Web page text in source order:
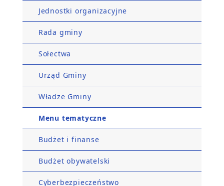
Jednostki organizacyjne
Rada gminy
Sołectwa
Urząd Gminy
Władze Gminy
Menu tematyczne
Budżet i finanse
Budżet obywatelski
Cyberbezpieczeństwo